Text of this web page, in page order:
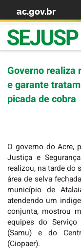
Skip to content
ac.gov.br
Governo realiza
e garante
picada de cobra
O governo do Acre,
Justiça e
realizou, na tarde do
área de selva
município de
atendendo um
conjunta, mostrou
equipes do Serviço
(Samu) e do
(Ciopaer).